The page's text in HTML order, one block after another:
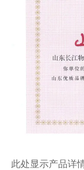
此处显示产品详